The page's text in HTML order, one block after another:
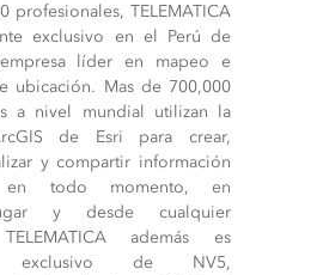
profesionales, TELEMATICA
exclusivo en el Perú de
líder en mapeo e
ubicación. Mas de 700,000
a nivel mundial utilizan la
de Esri para crear,
y compartir información
en todo momento, en
y desde cualquier
además es
exclusivo de NV5,